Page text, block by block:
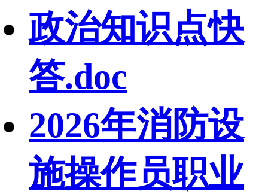
政治知识点快
答.doc
2026年消防设
施操作员职业